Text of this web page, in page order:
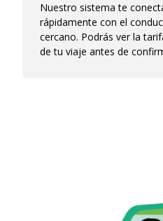
Nuestro sistema te
rápidamente con el
cercano. Podrás ver la
de tu viaje antes de